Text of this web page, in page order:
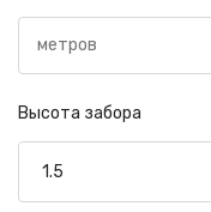
Высота забора